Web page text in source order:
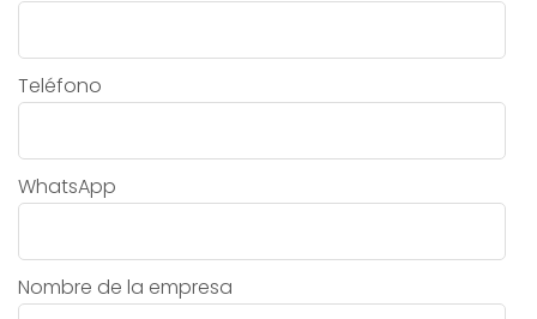
Teléfono
WhatsApp
Nombre de la empresa